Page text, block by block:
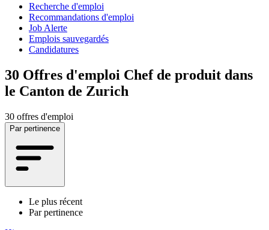
Recherche d'emploi
Recommandations d'emploi
Job Alerte
Emplois sauvegardés
Candidatures
30 Offres d'emploi Chef de produit dans
le Canton de Zurich
30 offres d'emploi
Par pertinence
Le plus récent
Par pertinence